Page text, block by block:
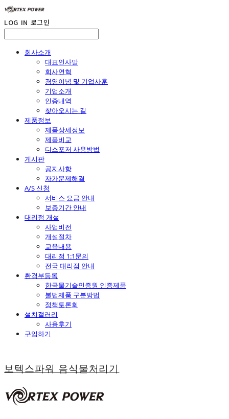
LOG IN 로그인
회사소개
대표인사말
회사연혁
경영이념 및 기업사훈
기업소개
인증내역
찾아오시는 길
제품정보
제품상세정보
제품비교
디스포저 사용방법
게시판
공지사항
자가문제해결
A/S 신청
서비스 요금 안내
보증기간 안내
대리점 개설
사업비전
개설절차
교육내용
대리점 1:1문의
전국 대리점 안내
환경부등록
한국물기술인증원 인증제품
불법제품 구분방법
정책토론회
설치갤러리
사용후기
구입하기
보텍스파워 음식물처리기